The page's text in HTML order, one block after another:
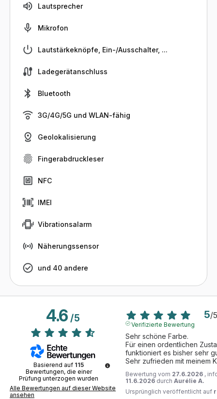
Lautsprecher
Mikrofon
Lautstärkeknöpfe, Ein-/Ausschalter, ...
Ladegerätanschluss
Bluetooth
3G/4G/5G und WLAN-fähig
Geolokalisierung
Fingerabdruckleser
NFC
IMEI
Vibrationsalarm
Näherungssensor
und 40 andere
4.6/5
Basierend auf 115
Bewertungen, die einer
Prüfung unterzogen wurden
Alle Bewertungen auf dieser Website
ansehen
5/5
Verifizierte Bewertung
Sehr schöne Farbe.
Für einen ordentlichen
funktioniert es bisher sehr
Sehr zufrieden mit meinem
Bewertung vom 27.6.2026 ,
11.6.2026 durch Aurélie A.
Ursprünglich veröffentlicht auf